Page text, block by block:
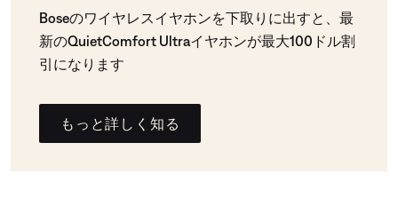
Boseのワイヤレスイヤホンを下取りに出すと、最
新のQuietComfort Ultraイヤホンが最大100ドル割
引になります
もっと詳しく知る